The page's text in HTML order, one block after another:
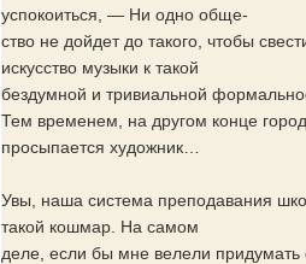
успокоиться, — Ни одно обще-
ство не дойдет до такого, чтобы
искусство музыки к такой
бездумной и тривиальной
Тем временем, на другом конце
просыпается художник…
Увы, наша система преподавания
такой кошмар. На самом
деле, если бы мне велели придумать